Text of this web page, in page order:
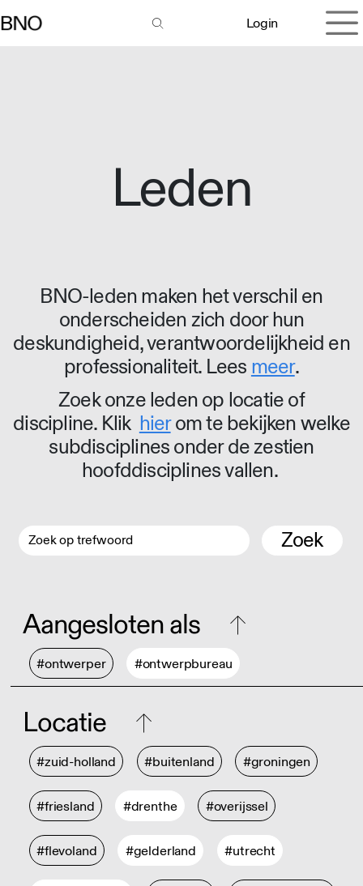
Login
Leden
BNO-leden maken het verschil en
onderscheiden zich door hun
deskundigheid, verantwoordelijkheid en
professionaliteit. Lees meer.
Zoek onze leden op locatie of
discipline. Klik hierom te bekijken welke
subdisciplines onder de zestien
hoofddisciplines vallen.
Zoek
Aangesloten als
#ontwerper #ontwerpbureau
Locatie
#zuid-holland #buitenland #groningen
#friesland #drenthe #overijssel
#flevoland #gelderland #utrecht